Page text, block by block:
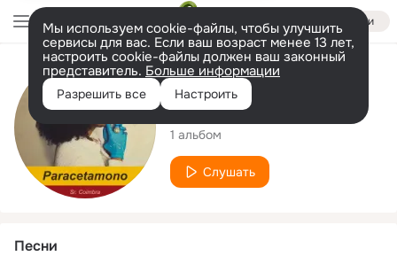
Войти
Мы используем cookie-файлы, чтобы улучшить
сервисы для вас. Если ваш возраст менее 13 лет,
настроить cookie-файлы должен ваш законный
представитель. Больше информации
Разрешить все Настроить
Исполнитель
Sr. Coimbra
1 альбом
Слушать
Песни